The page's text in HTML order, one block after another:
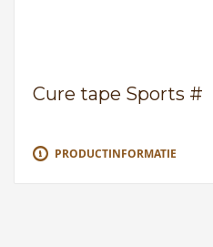
Cure tape Sports #
PRODUCTINFORMATIE